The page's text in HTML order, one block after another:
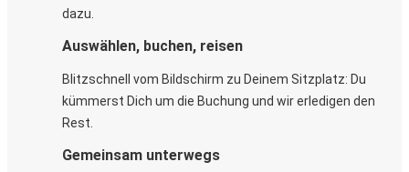
dazu.
Auswählen, buchen, reisen
Blitzschnell vom Bildschirm zu Deinem Sitzplatz: Du
kümmerst Dich um die Buchung und wir erledigen den
Rest.
Gemeinsam unterwegs